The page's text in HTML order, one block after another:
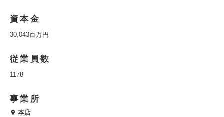
資本金
30,043百万円
従業員数
1178
事業所
本店